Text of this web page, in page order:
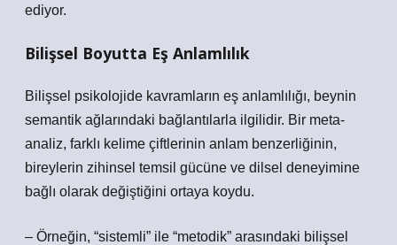
ediyor.
Bilişsel Boyutta Eş Anlamlılık
Bilişsel psikolojide kavramların eş anlamlılığı, beynin
semantik ağlarındaki bağlantılarla ilgilidir. Bir meta-
analiz, farklı kelime çiftlerinin anlam benzerliğinin,
bireylerin zihinsel temsil gücüne ve dilsel deneyimine
bağlı olarak değiştiğini ortaya koydu.
– Örneğin, “sistemli” ile “metodik” arasındaki bilişsel